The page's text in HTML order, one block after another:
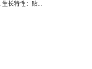
长特性：贴...